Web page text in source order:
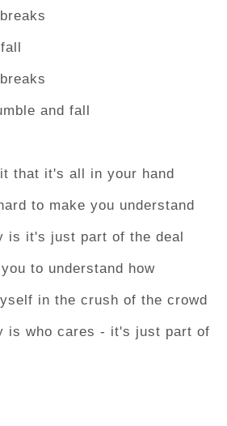
and fall
that it's all in your hand
to make you understand
is it's just part of the deal
to understand how
in the crush of the crowd
is who cares - it's just part of